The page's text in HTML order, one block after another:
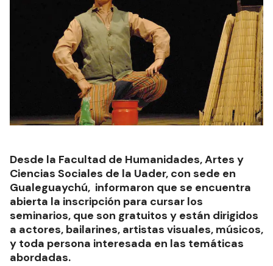
Desde la Facultad de Humanidades, Artes y
Ciencias Sociales de la Uader, con sede en
Gualeguaychú, informaron que se encuentra
abierta la inscripción para cursar los
seminarios, que son gratuitos y están dirigidos
a actores, bailarines, artistas visuales, músicos,
y toda persona interesada en las temáticas
abordadas.